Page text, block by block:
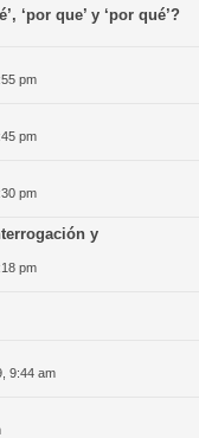
‘por que’ y ‘por qué’?
pm
pm
pm
y
pm
9:44 am